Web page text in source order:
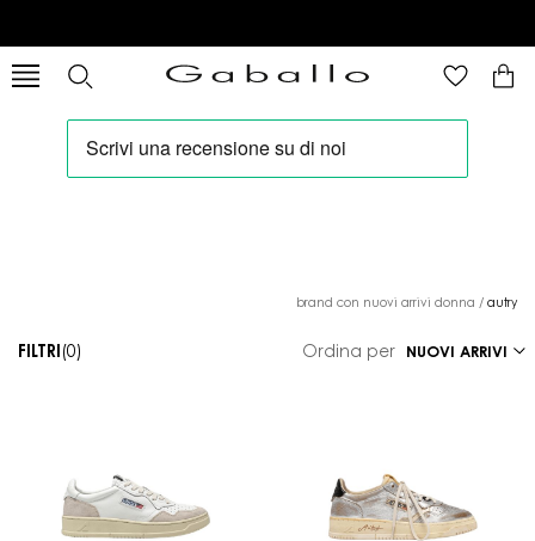
brand con nuovi arrivi donna / autry
FILTRI (0) Ordina per